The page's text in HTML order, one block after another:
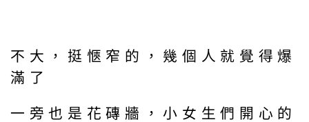
不大，挺愜窄的，幾個人就覺得爆
滿了
一旁也是花磚牆，小女生們開心的